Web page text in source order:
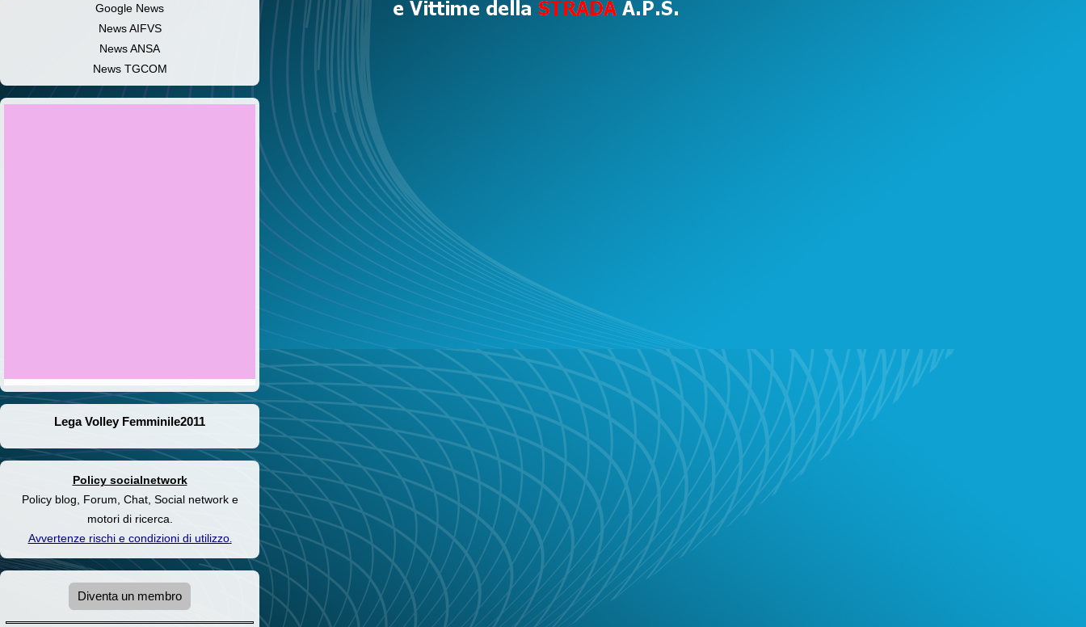
Google News
News AIFVS
News ANSA
News TGCOM
Lega Volley Femminile2011
Policy socialnetwork
Policy blog, Forum, Chat, Social network e
motori di ricerca.
Avvertenze rischi e condizioni di utilizzo.
Diventa un membro